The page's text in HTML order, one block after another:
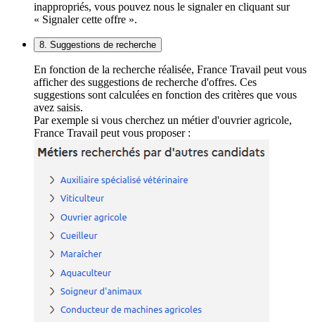
inappropriés, vous pouvez nous le signaler en cliquant sur
« Signaler cette offre ».
8. Suggestions de recherche
En fonction de la recherche réalisée, France Travail peut vous
afficher des suggestions de recherche d'offres. Ces
suggestions sont calculées en fonction des critères que vous
avez saisis.
Par exemple si vous cherchez un métier d'ouvrier agricole,
France Travail peut vous proposer :